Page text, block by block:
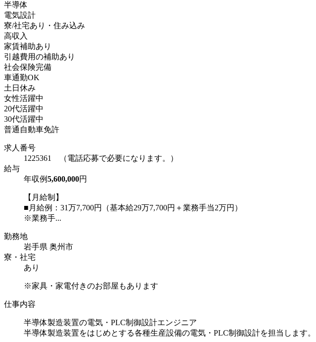
半導体
電気設計
寮/社宅あり・住み込み
高収入
家賃補助あり
引越費用の補助あり
社会保険完備
車通勤OK
土日休み
女性活躍中
20代活躍中
30代活躍中
普通自動車免許
求人番号
1225361 （電話応募で必要になります。）
給与
年収例5,600,000円
【月給制】
■月給例：31万7,700円（基本給29万7,700円＋業務手当2万円）
※業務手...
勤務地
岩手県 奥州市
寮・社宅
あり
※家具・家電付きのお部屋もあります
仕事内容
半導体製造装置の電気・PLC制御設計エンジニア
半導体製造装置をはじめとする各種生産設備の電気・PLC制御設計を担当します。